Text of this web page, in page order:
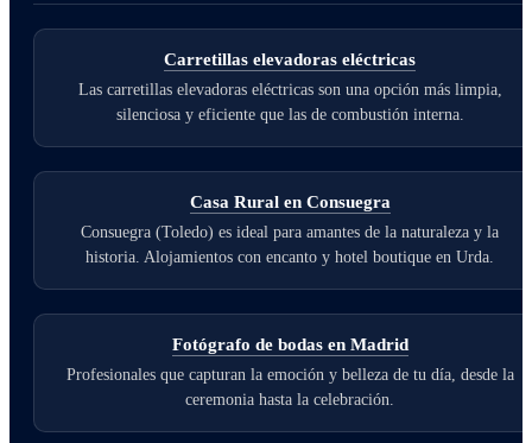
Carretillas elevadoras eléctricas
Las carretillas elevadoras eléctricas son una opción más limpia,
silenciosa y eficiente que las de combustión interna.
Casa Rural en Consuegra
Consuegra (Toledo) es ideal para amantes de la naturaleza y la
historia. Alojamientos con encanto y hotel boutique en Urda.
Fotógrafo de bodas en Madrid
Profesionales que capturan la emoción y belleza de tu día, desde la
ceremonia hasta la celebración.